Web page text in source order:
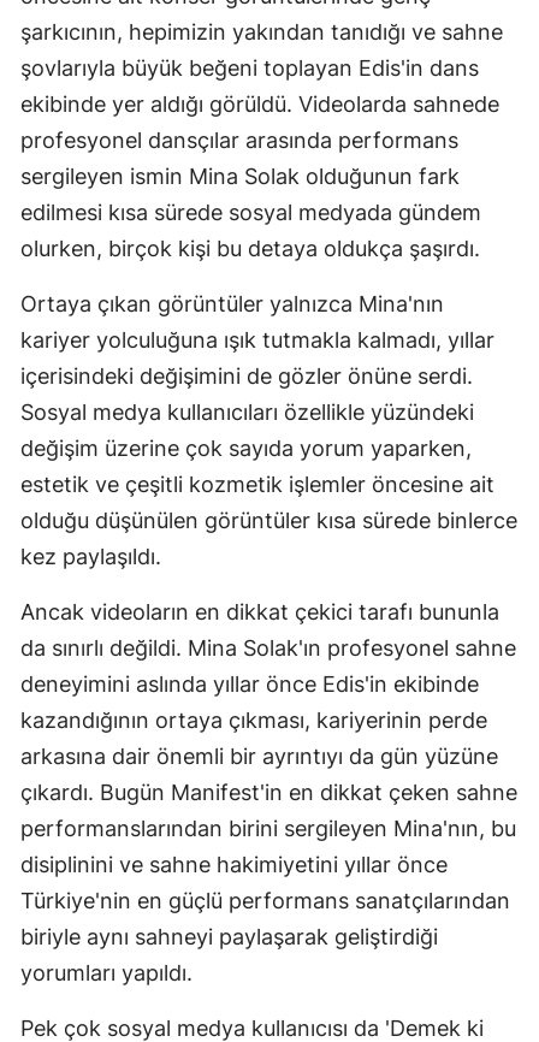
Uşak
Van
Yozgat
Zonguldak
Aksaray
Karaman
Kırıkkale
Batman
Şırnak
Bartın
Iğdır
Yalova
Karabük
Kilis
Osmaniye
Düzce
şarkıcının, hepimizin yakından tanıdığı ve sahne
şovlarıyla büyük beğeni toplayan Edis'in dans
ekibinde yer aldığı görüldü. Videolarda sahnede
profesyonel dansçılar arasında performans
sergileyen ismin Mina Solak olduğunun fark
edilmesi kısa sürede sosyal medyada gündem
olurken, birçok kişi bu detaya oldukça şaşırdı.
Ortaya çıkan görüntüler yalnızca Mina'nın
kariyer yolculuğuna ışık tutmakla kalmadı, yıllar
içerisindeki değişimini de gözler önüne serdi.
Sosyal medya kullanıcıları özellikle yüzündeki
değişim üzerine çok sayıda yorum yaparken,
estetik ve çeşitli kozmetik işlemler öncesine ait
olduğu düşünülen görüntüler kısa sürede binlerce
kez paylaşıldı.
Ancak videoların en dikkat çekici tarafı bununla
da sınırlı değildi. Mina Solak'ın profesyonel sahne
deneyimini aslında yıllar önce Edis'in ekibinde
kazandığının ortaya çıkması, kariyerinin perde
arkasına dair önemli bir ayrıntıyı da gün yüzüne
çıkardı. Bugün Manifest'in en dikkat çeken sahne
performanslarından birini sergileyen Mina'nın, bu
disiplinini ve sahne hakimiyetini yıllar önce
Türkiye'nin en güçlü performans sanatçılarından
biriyle aynı sahneyi paylaşarak geliştirdiği
yorumları yapıldı.
Pek çok sosyal medya kullanıcısı da 'Demek ki